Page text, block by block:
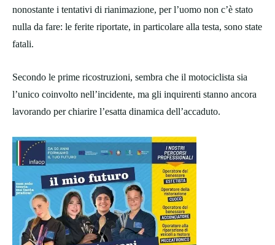
nonostante i tentativi di rianimazione, per l’uomo non c’è stato
nulla da fare: le ferite riportate, in particolare alla testa, sono state
fatali.
Secondo le prime ricostruzioni, sembra che il motociclista sia
l’unico coinvolto nell’incidente, ma gli inquirenti stanno ancora
lavorando per chiarire l’esatta dinamica dell’accaduto.